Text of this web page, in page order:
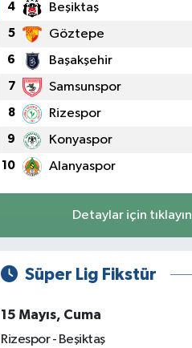
4 Beşiktaş
5 Göztepe
6 Başakşehir
7 Samsunspor
8 Rizespor
9 Konyaspor
10 Alanyaspor
Detaylar için tıklayın
Süper Lig Fikstür
15 Mayıs, Cuma
Rizespor - Beşiktaş